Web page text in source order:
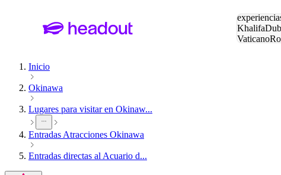
Khalifa
Vaticano
Inicio
Okinawa
Lugares para visitar en Okinaw...
Entradas Atracciones Okinawa
Entradas directas al Acuario d...